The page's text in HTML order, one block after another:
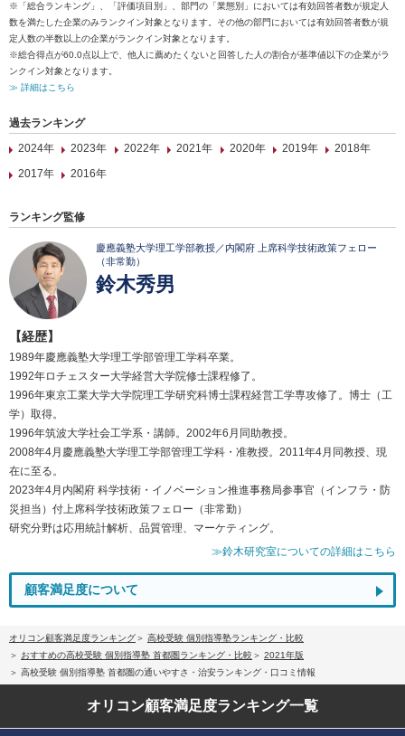
※「総合ランキング」、「評価項目別」、部門の「業態別」においては有効回答者数が規定人
数を満たした企業のみランクイン対象となります。その他の部門においては有効回答者数が規
定人数の半数以上の企業がランクイン対象となります。
※総合得点が60.0点以上で、他人に薦めたくないと回答した人の割合が基準値以下の企業がラ
ンクイン対象となります。
≫ 詳細はこちら
過去ランキング
2024年
2023年 2022年 2021年 2020年 2019年
2018年
2017年
2016年
ランキング監修
慶應義塾大学理工学部教授／内閣府 上席科学技術政策フェロー
（非常勤）
鈴木秀男
【経歴】
1989年慶應義塾大学理工学部管理工学科卒業。
1992年ロチェスター大学経営大学院修士課程修了。
1996年東京工業大学大学院理工学研究科博士課程経営工学専攻修了。博士（工
学）取得。
1996年筑波大学社会工学系・講師。2002年6月同助教授。
2008年4月慶應義塾大学理工学部管理工学科・准教授。2011年4月同教授、現
在に至る。
2023年4月内閣府 科学技術・イノベーション推進事務局参事官（インフラ・防
災担当）付上席科学技術政策フェロー（非常勤）
研究分野は応用統計解析、品質管理、マーケティング。
≫鈴木研究室についての詳細はこちら
顧客満足度について
オリコン顧客満足度ランキング
高校受験 個別指導塾ランキング・比較
おすすめの高校受験 個別指導塾 首都圏ランキング・比較
2021年版
高校受験 個別指導塾 首都圏の通いやすさ・治安ランキング・口コミ情報
オリコン顧客満足度ランキング一覧